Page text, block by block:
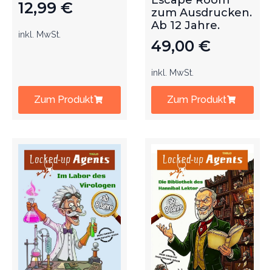
12,99 €
inkl. MwSt.
Zum Produkt
zum Ausdrucken.
Ab 12 Jahre.
49,00 €
inkl. MwSt.
Zum Produkt